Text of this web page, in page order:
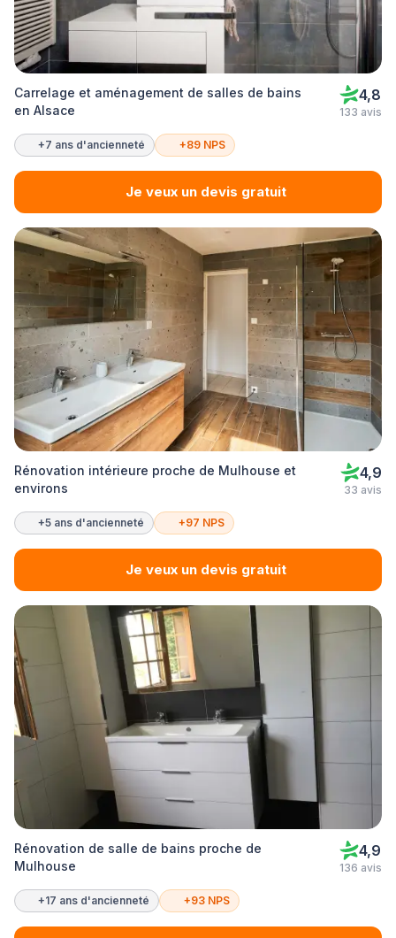
Carrelage et aménagement de salles de bains
en Alsace
4,8
133 avis
+7 ans d'ancienneté +89 NPS
Je veux un devis gratuit
Rénovation intérieure proche de Mulhouse et
environs
4,9
33 avis
+5 ans d'ancienneté +97 NPS
Je veux un devis gratuit
Rénovation de salle de bains proche de
Mulhouse
4,9
136 avis
+17 ans d'ancienneté +93 NPS